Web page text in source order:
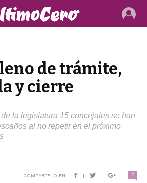
de trámite,
y cierre
la legislatura 15 concejales se han
al no repetir en el próximo
COMPÁRTELO EN: | | 0